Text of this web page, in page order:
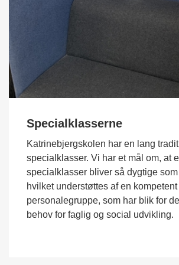
Specialklasserne
Katrinebjergskolen har en lang
specialklasser. Vi har et mål om, at
specialklasser bliver så dygtige
hvilket understøttes af en kompetent
personalegruppe, som har blik for
behov for faglig og social udvikling.